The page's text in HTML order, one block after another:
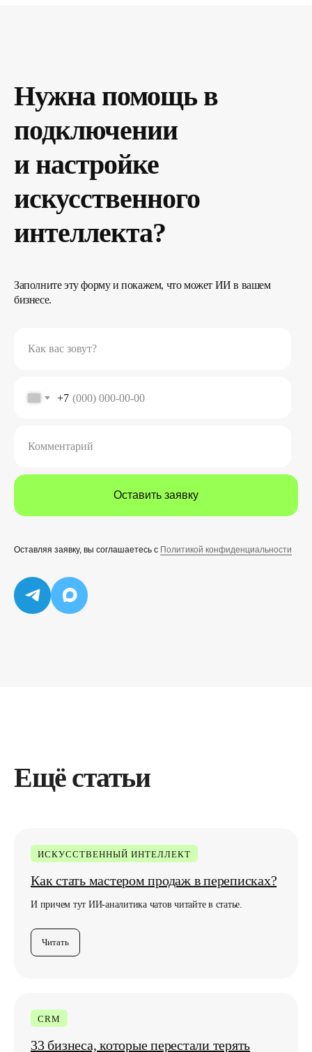
Нужна помощь в
подключении
и настройке
искусственного
интеллекта?
Заполните эту форму и покажем, что может ИИ в вашем
бизнесе.
Как вас зовут?
+7
Комментарий
Оставить заявку
Оставляя заявку, вы соглашаетесь с Политикой конфиденциальности
Ещё статьи
ИСКУССТВЕННЫЙ ИНТЕЛЛЕКТ
Как стать мастером продаж в переписках?
И причем тут ИИ-аналитика чатов читайте в статье.
Читать
CRM
33 бизнеса, которые перестали терять
Любите классику,